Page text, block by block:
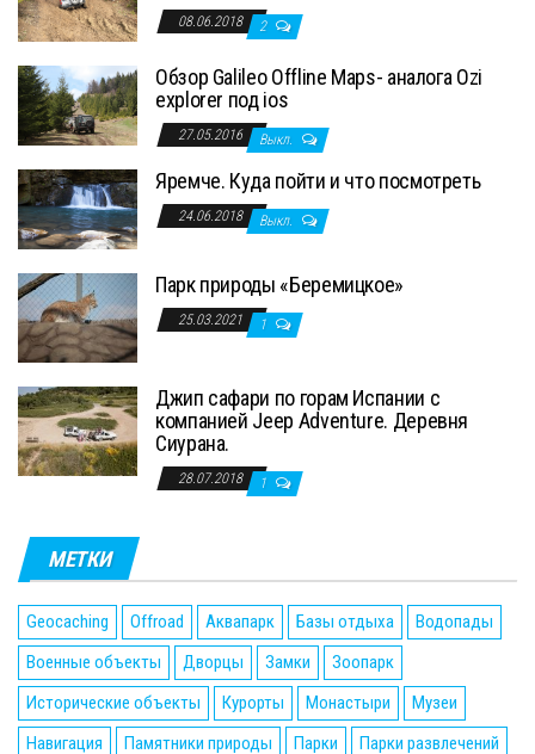
08.06.2018 2
Обзор Galileo Offline Maps- аналога Ozi
explorer под ios
27.05.2016 Выкл.
Яремче. Куда пойти и что посмотреть
24.06.2018 Выкл.
Парк природы «Беремицкое»
25.03.2021 1
Джип сафари по горам Испании с
компанией Jeep Adventure. Деревня
Сиурана.
28.07.2018 1
МЕТКИ
Geocaching Offroad Аквапарк Базы отдыха
Водопады
Военные объекты
Дворцы Замки
Зоопарк
Исторические объекты
Курорты Монастыри
Музеи
Навигация
Памятники природы Парки Парки развлечений